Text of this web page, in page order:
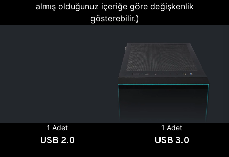
almış olduğunuz içeriğe göre değişkenlik
gösterebilir.)
1 Adet
USB 2.0
1 Adet
USB 3.0